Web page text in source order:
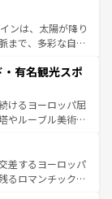
マルフィ海岸の絶
合間には、本場の
を堪能することも
旅をしてみよう！
ンは、太陽が降り
まで、多彩な自然
メンコ、熱気あふ
の一部となってい
や、バルセロナの
ローマ遺跡や中世
スペインはその個
。 なお、新着のスペイン情報は コ
有名観光スポ
けるヨーロッパ屈
やルーブル美術館
宮殿、歴史的な大
が、訪れる者を心
国としても知ら
差するヨーロッパ
るロマンチック街